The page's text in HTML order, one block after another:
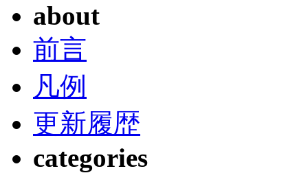
about
前言
凡例
更新履歴
categories